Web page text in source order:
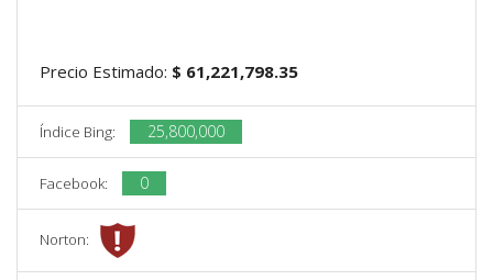
Precio Estimado: $ 61,221,798.35
Índice Bing: 25,800,000
Facebook: 0
Norton: